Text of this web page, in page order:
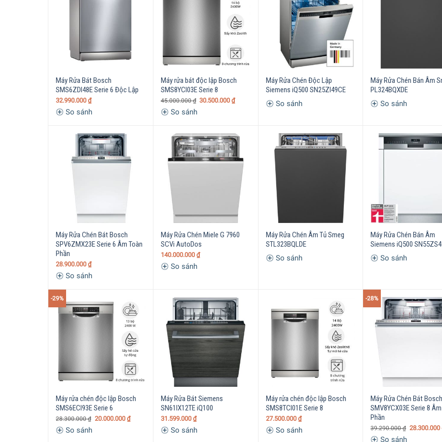
Máy Rửa Bát Bosch
SMS6ZDI48E Serie 6 Độc Lập
32.990.000 ₫
So sánh
Máy rửa bát độc lập Bosch
SMS8YCI03E Serie 8
45.000.000₫ 30.500.000₫
So sánh
Máy Rửa Chén Độc Lập
Siemens iQ500 SN25ZI49CE
So sánh
Máy Rửa Chén Bán Âm
PL324BQXDE
So sánh
Máy Rửa Chén Bát Bosch
SPV6ZMX23E Serie 6 Âm Toàn
Phần
28.900.000 ₫
So sánh
Máy Rửa Chén Miele G 7960
SCVi AutoDos
140.000.000 ₫
So sánh
Máy Rửa Chén Âm Tủ Smeg
STL323BQLDE
So sánh
Máy Rửa Chén Bán Âm
Siemens iQ500
So sánh
-29%
Máy rửa chén độc lập Bosch
SMS6ECI93E Serie 6
28.300.000₫ 20.000.000 ₫
So sánh
Máy Rửa Bát Siemens
SN61IX12TE iQ100
31.599.000 ₫
So sánh
Máy rửa chén độc lập Bosch
SMS8TCI01E Serie 8
27.500.000 ₫
So sánh
-28%
Máy Rửa Chén Bát
SMV8YCX03E Serie 8
Phần
39.290.000₫ 28.300.000
So sánh